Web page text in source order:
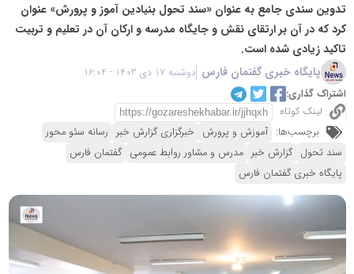
تدوین سندی جامع به عنوان «سند تحول بنیادین آموز و پرورش» عنوان
کرد که در آن بر ارتقای نقش و جایگاه مدرسه و ارکان آن در تعلیم و تربیت
تاکید زیادی شده است.
پایگاه خبری گفتمان فارس دوشنبه 17 دی 1403 - 16:04
اشتراک گذاری:
لینک کوتاه
برچسب‌ها: آموزش و پرورش خبرگزاری گزارش خبر رسانه سئو محور
سند تحول گزارش خبر مدرس و مشاور روابط عمومی گفتمان فارس
پایگاه خبری گفتمان فارس